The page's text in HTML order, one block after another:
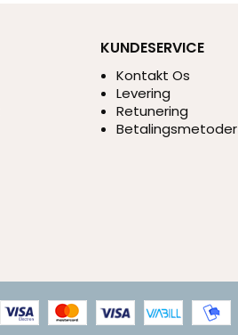
KUNDESERVICE
Kontakt Os
Levering
Retunering
Betalingsmetoder